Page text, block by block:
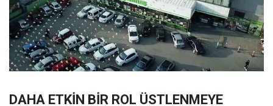
DAHA ETKİN BİR ROL ÜSTLENMEYE